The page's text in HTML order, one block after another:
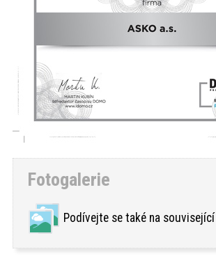
Fotogalerie
Podívejte se také na související